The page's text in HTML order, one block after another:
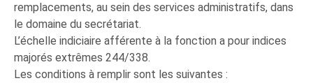
remplacements, au sein des services administratifs, dans
le domaine du secrétariat.
L’échelle indiciaire afférente à la fonction a pour indices
majorés extrêmes 244/338.
Les conditions à remplir sont les suivantes :